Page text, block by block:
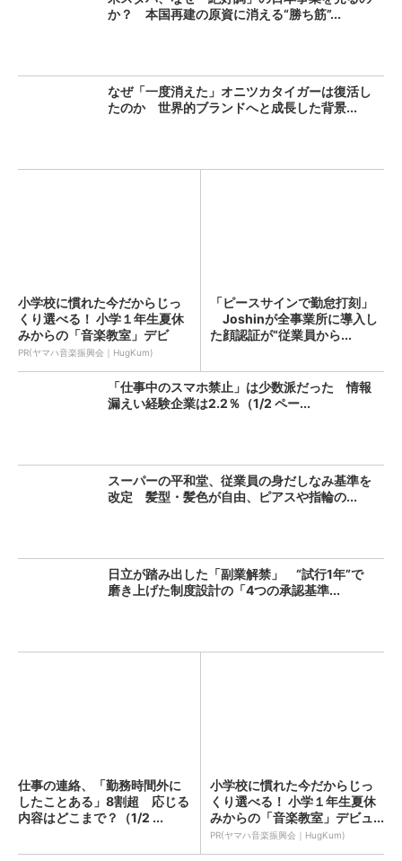
か？ 本国再建の原資に消える“勝ち筋”...
なぜ「一度消えた」オニツカタイガーは復活し
たのか 世界的ブランドへと成長した背景...
小学校に慣れた今だからじっ
くり選べる！ 小学１年生夏休
みからの「音楽教室」デビ
ュ...
PR(ヤマハ音楽振興会｜HugKum)
「ピースサインで勤怠打刻」
Joshinが全事業所に導入し
た顔認証が“従業員から...
「仕事中のスマホ禁止」は少数派だった 情報
漏えい経験企業は2.2％（1/2 ペー...
スーパーの平和堂、従業員の身だしなみ基準を
改定 髪型・髪色が自由、ピアスや指輪の...
日立が踏み出した「副業解禁」 “試行1年”で
磨き上げた制度設計の「4つの承認基準...
仕事の連絡、「勤務時間外に
したことある」8割超 応じる
内容はどこまで？（1/2 ...
小学校に慣れた今だからじっ
くり選べる！ 小学１年生夏休
みからの「音楽教室」デビュ...
PR(ヤマハ音楽振興会｜HugKum)